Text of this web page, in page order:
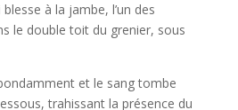
à la jambe, l’un des
le double toit du grenier, sous
et le sang tombe
trahissant la présence du